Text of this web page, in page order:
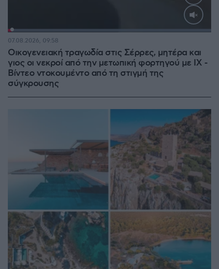
Loaded:
Οικογενειακή τραγωδία στις Σέρρες, μητέρα και
γιος οι νεκροί από την μετωπική φορτηγού με ΙΧ -
Βίντεο ντοκουμέντο από τη στιγμή της
σύγκρουσης
07.08.2026, 09:58